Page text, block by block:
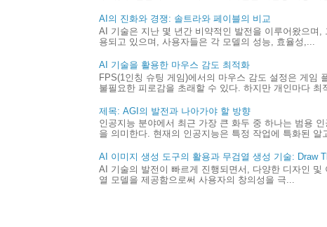
AI의 진화와 경쟁: 솔트라와 페이블의 비교
AI 기술은 지난 몇 년간 비약적인 발전을 이루어왔으며
용되고 있으며, 사용자들은 각 모델의 성능, 효율성,...
AI 기술을 활용한 마우스 감도 최적화
FPS(1인칭 슈팅 게임)에서의 마우스 감도 설정은 게임
불필요한 피로감을 초래할 수 있다. 하지만 개인마다 최
제목: AGI의 발전과 나아가야 할 방향
인공지능 분야에서 최근 가장 큰 화두 중 하나는 범용
을 의미한다. 현재의 인공지능은 특정 작업에 특화된 알
AI 이미지 생성 도구의 활용과 무검열 생성 기술: Draw
AI 기술의 발전이 빠르게 진행되면서, 다양한 디자인
열 모델을 제공함으로써 사용자의 창의성을 극...